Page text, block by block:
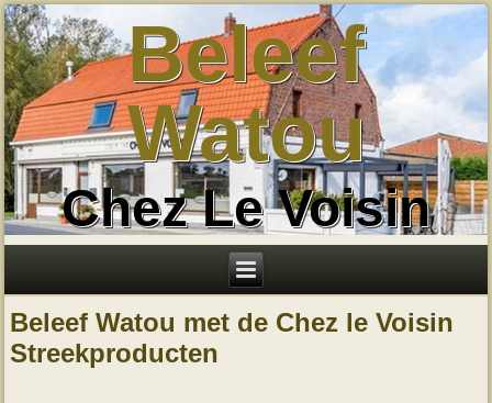
Beleef
Watou
Chez Le Voisin
Beleef Watou met de Chez le Voisin
Streekproducten